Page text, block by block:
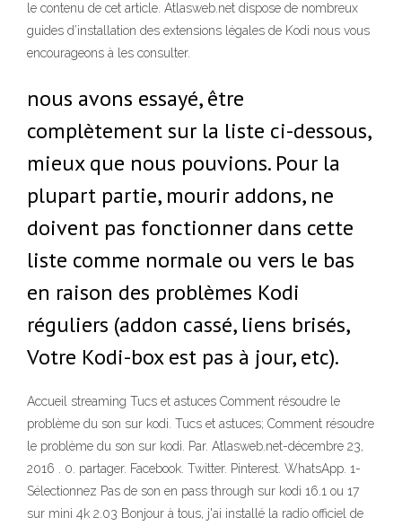
le contenu de cet article. Atlasweb.net dispose de nombreux
guides d’installation des extensions légales de Kodi nous vous
encourageons à les consulter.
nous avons essayé, être
complètement sur la liste ci-dessous,
mieux que nous pouvions. Pour la
plupart partie, mourir addons, ne
doivent pas fonctionner dans cette
liste comme normale ou vers le bas
en raison des problèmes Kodi
réguliers (addon cassé, liens brisés,
Votre Kodi-box est pas à jour, etc).
Accueil streaming Tucs et astuces Comment résoudre le
problème du son sur kodi. Tucs et astuces; Comment résoudre
le problème du son sur kodi. Par. Atlasweb.net-décembre 23,
2016 . 0. partager. Facebook. Twitter. Pinterest. WhatsApp. 1-
Sélectionnez Pas de son en pass through sur kodi 16.1 ou 17
sur mini 4k 2.03 Bonjour à tous, j'ai installé la radio officiel de